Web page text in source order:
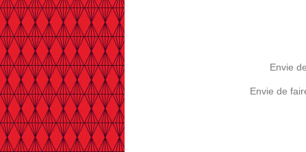
Envie
Envie de